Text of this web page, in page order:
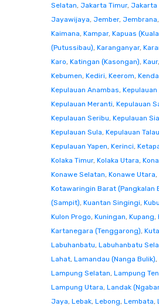
Selatan, Jakarta Timur, Jakarta
Jayawijaya, Jember, Jembrana,
Kaimana, Kampar, Kapuas
(Putussibau), Karanganyar,
Karo, Katingan (Kasongan), Kaur,
Kebumen, Kediri, Keerom,
Kepulauan Anambas, Kepulauan
Kepulauan Meranti, Kepulauan
Kepulauan Seribu, Kepulauan
Kepulauan Sula, Kepulauan
Kepulauan Yapen, Kerinci,
Kolaka Timur, Kolaka Utara,
Konawe Selatan, Konawe Utara,
Kotawaringin Barat (Pangkalan
(Sampit), Kuantan Singingi,
Kulon Progo, Kuningan, Kupang,
Kartanegara (Tenggarong),
Labuhanbatu, Labuhanbatu
Lahat, Lamandau (Nanga Bulik),
Lampung Selatan, Lampung
Lampung Utara, Landak
Jaya, Lebak, Lebong, Lembata,